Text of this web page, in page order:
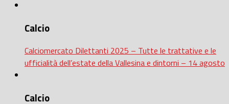
Calcio
Calciomercato Dilettanti 2025 – Tutte le trattative e le
ufficialità dell’estate della Vallesina e dintorni – 14 agosto
Calcio